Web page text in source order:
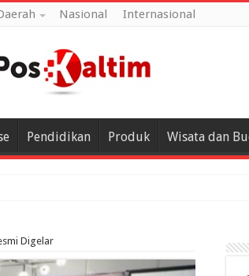
Nasional Internasional
Pendidikan Produk Wisata dan
Digelar